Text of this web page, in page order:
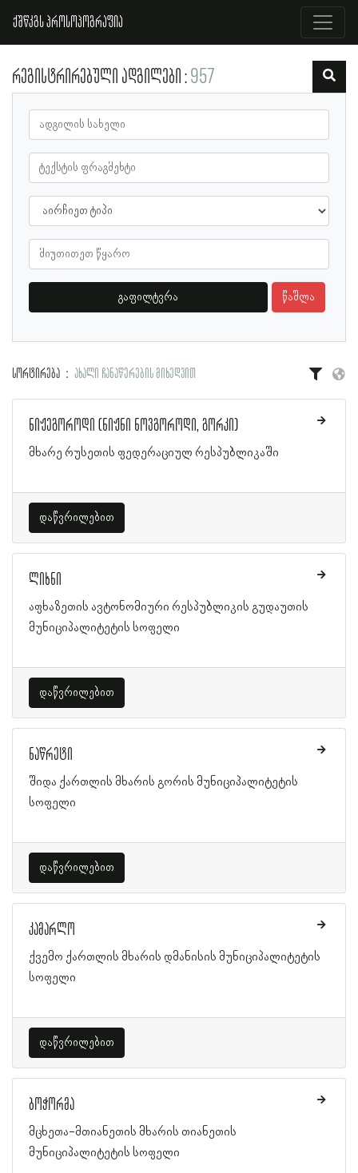
ქშწკგს პროსოპოგრაფია
რეგისტრირებული ადგილები 957
გაფილტვრა წაშლა
სორტირება ახალი ჩანაწერების მიხედვით
ნიჟეგოროდი (ნიჟნი ნოვგოროდი, გორკი)
მხარე რუსეთის ფედერაციულ რესპუბლიკაში
დაწვრილებით
ლიხნი
აფხაზეთის ავტონომიური რესპუბლიკის გუდაუთის
მუნიციპალიტეტის სოფელი
დაწვრილებით
ნაწრეტი
შიდა ქართლის მხარის გორის მუნიციპალიტეტის
სოფელი
დაწვრილებით
კამარლო
ქვემო ქართლის მხარის დმანისის მუნიციპალიტეტის
სოფელი
დაწვრილებით
ბოჭორმა
მცხეთა-მთიანეთის მხარის თიანეთის
მუნიციპალიტეტის სოფელი